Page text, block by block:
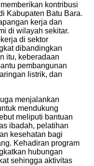
kontribusi
Kabupaten Batu Bara.
kerja dan
di wilayah sekitar.
di sektor
dibandingkan
itu, keberadaan
pembangunan
listrik, dan
menjalankan
mendukung
meliputi bantuan
ibadah, pelatihan
kesehatan bagi
Kehadiran program
hubungan
sehingga aktivitas